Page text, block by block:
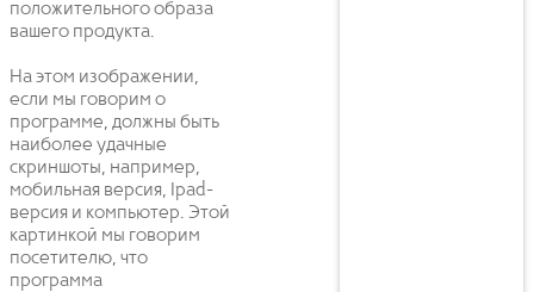
положительного образа
вашего продукта.
На этом изображении,
если мы говорим о
программе, должны быть
наиболее удачные
скриншоты, например,
мобильная версия, Ipad-
версия и компьютер. Этой
картинкой мы говорим
посетителю, что
программа